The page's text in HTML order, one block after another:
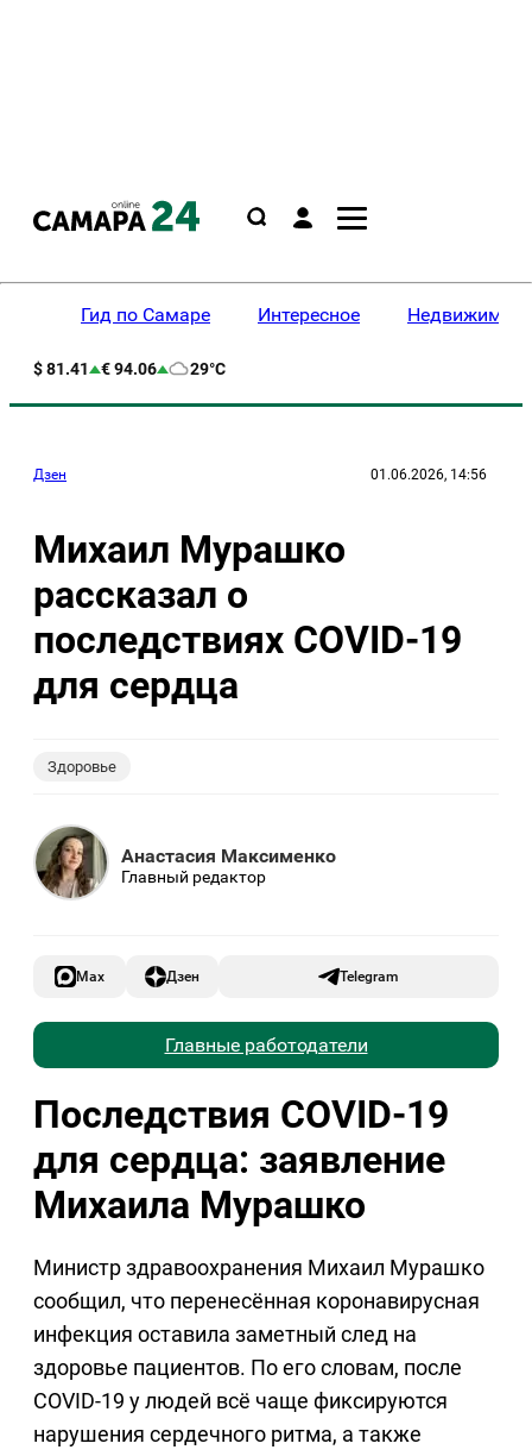
Гид по Самаре Интересное
$ 81.41 € 94.06 29°C
Дзен 01.06.2026, 14:56
Михаил Мурашко
рассказал о
последствиях COVID-19
для сердца
Здоровье
Анастасия Максименко
Главный редактор
Max Дзен Telegram
Главные работодатели
Последствия COVID-19
для сердца: заявление
Михаила Мурашко
Министр здравоохранения Михаил Мурашко
сообщил, что перенесённая коронавирусная
инфекция оставила заметный след на
здоровье пациентов. По его словам, после
COVID-19 у людей всё чаще фиксируются
нарушения сердечного ритма, а также